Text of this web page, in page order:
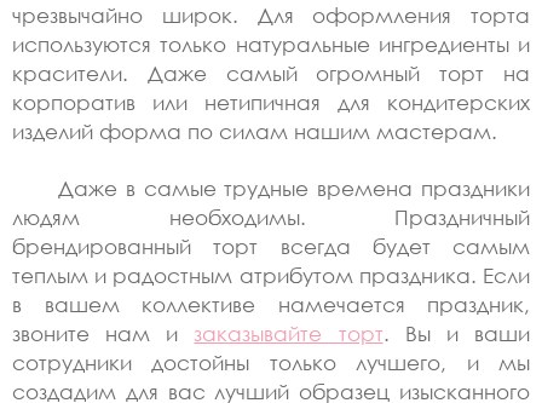
чрезвычайно широк. Для оформления торта
используются только натуральные ингредиенты и
красители. Даже самый огромный торт на
корпоратив или нетипичная для кондитерских
изделий форма по силам нашим мастерам.
Даже в самые трудные времена праздники
людям необходимы. Праздничный
брендированный торт всегда будет самым
теплым и радостным атрибутом праздника. Если
в вашем коллективе намечается праздник,
звоните нам изаказывайте торт. Вы и ваши
сотрудники достойны только лучшего, и мы
создадим для вас лучший образец изысканного